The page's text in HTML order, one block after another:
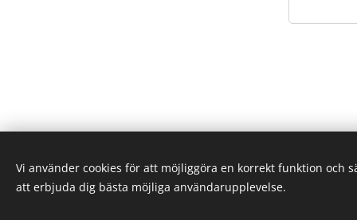
Vi använder cookies för att möjliggöra en korrekt funktion och
att erbjuda dig bästa möjliga användarupplevelse.